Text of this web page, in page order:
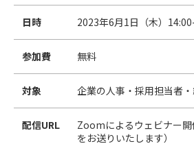
日時 2023年6月1日（木）
参加費 無料
対象 企業の人事・採用担当者
配信URL
Zoomによるウェビナー
をお送りいたします）